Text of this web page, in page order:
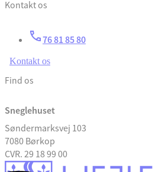
Kontakt os
76 81 85 80
Kontakt os
Find os
Sneglehuset
Søndermarksvej 103
7080 Børkop
CVR. 29 18 99 00